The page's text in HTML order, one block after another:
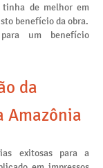
de melhor em
benefício da obra.
um benefício
da
Amazônia
exitosas para a